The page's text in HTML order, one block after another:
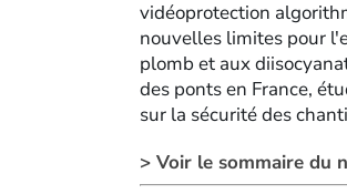
vidéoprotection
nouvelles limites pour
plomb et aux
des ponts en France,
sur la sécurité des
> Voir le sommaire du